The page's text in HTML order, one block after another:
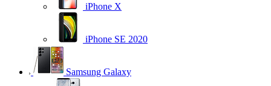
iPhone X
iPhone SE 2020
Samsung Galaxy